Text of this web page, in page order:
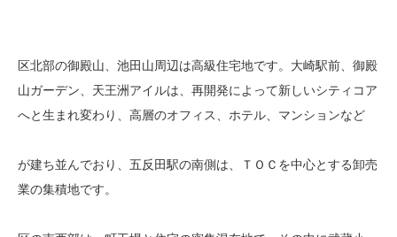
区北部の御殿山、池田山周辺は高級住宅地です。大崎駅前、御殿
山ガーデン、天王洲アイルは、再開発によって新しいシティコア
へと生まれ変わり、高層のオフィス、ホテル、マンションなど
が建ち並んでおり、五反田駅の南側は、ＴＯＣを中心とする卸売
業の集積地です。